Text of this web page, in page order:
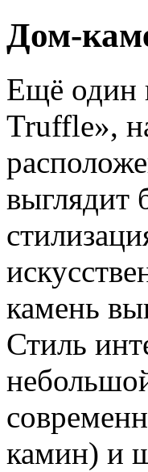
Дом-
Ещё один
Truffle»,
выглядит
камень
Стиль
камин) и